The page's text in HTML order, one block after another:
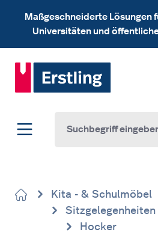
Zum Hauptinhalt springen
Maßgeschneiderte Lösungen
Universitäten und
Kita - & Schulmöbel
Sitzgelegenheiten
Hocker